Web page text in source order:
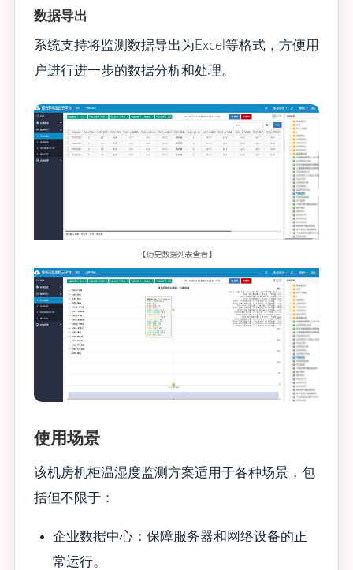
数据导出
系统支持将监测数据导出为Excel等格式，方便用
户进行进一步的数据分析和处理。
使用场景
该机房机柜温湿度监测方案适用于各种场景，包
括但不限于：
企业数据中心：保障服务器和网络设备的正
常运行。